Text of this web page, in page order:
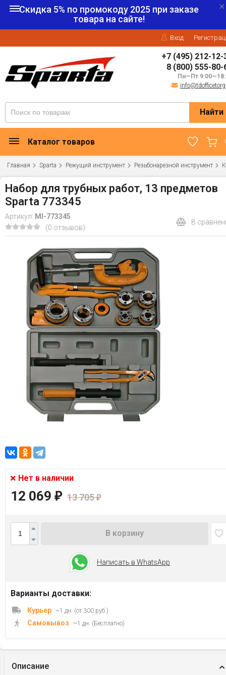
Скидка 5% по промокоду 2025 при заказе
товара на сайте!
Вход
+7 (495) 212-12-
8 (800) 555-80-
Пн—Пт
Найти
Каталог товаров
Главная Sparta Режущий инструмент Резьбонарезной инструмент
Набор для трубных работ, 13 предметов
Sparta 773345
Артикул: MI-773345
(0 отзывов)
В
Нет в наличии
12 069 ₽ 13 705₽
В корзину
Написать в WhatsApp
Варианты доставки:
Курьер ~1 дн. (от 300 руб.)
Самовывоз ~1 дн. (Бесплатно)
Описание